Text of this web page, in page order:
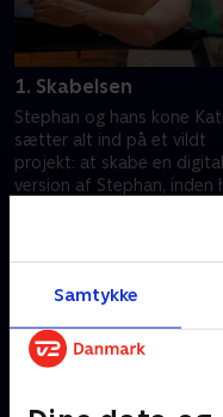
Samtykke
1. Skabelsen
Stephan og hans kone
sætter alt ind på et vildt
projekt: at skabe en digital
version af Stephan, inden